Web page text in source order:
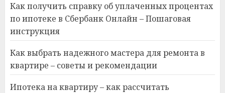
Как получить справку об уплаченных процентах
по ипотеке в Сбербанк Онлайн – Пошаговая
инструкция
Как выбрать надежного мастера для ремонта в
квартире – советы и рекомендации
Ипотека на квартиру – как рассчитать